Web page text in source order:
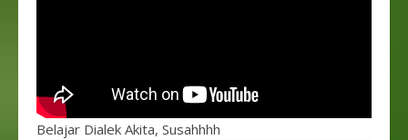
Belajar Dialek Akita, Susahhhh